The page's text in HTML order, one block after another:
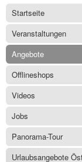
Startseite
Veranstaltungen
Angebote
Offlineshops
Videos
Jobs
Panorama-Tour
Urlaubsangebote